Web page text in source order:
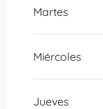
DEL16
DEL2
Martes
Miércoles
Jueves